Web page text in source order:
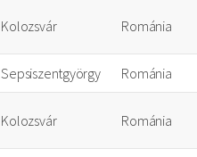
Kolozsvár Románia
Sepsiszentgyörgy Románia
Kolozsvár Románia